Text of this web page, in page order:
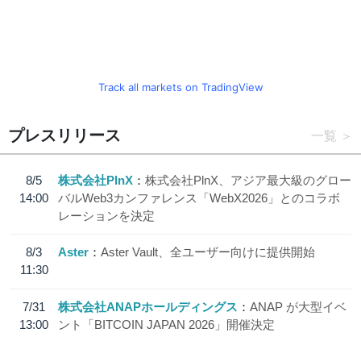
Track all markets on TradingView
プレスリリース 一覧
8/5
14:00
株式会社PlnX
株式会社PlnX、アジア最大級のグロー
バルWeb3カンファレンス「WebX2026」とのコラボ
レーションを決定
8/3
11:30
Aster Aster Vault、全ユーザー向けに提供開始
7/31
13:00
株式会社ANAPホールディングス
ANAP が大型イベ
ント「BITCOIN JAPAN 2026」開催決定